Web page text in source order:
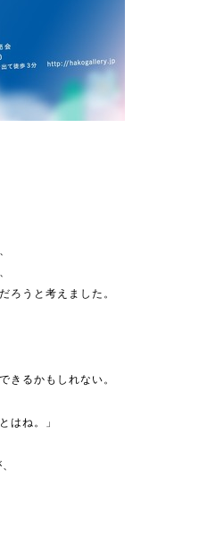
ろうと考えました。
きるかもしれない。
はね。」